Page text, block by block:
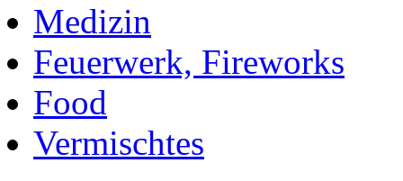
Medizin
Feuerwerk, Fireworks
Food
Vermischtes